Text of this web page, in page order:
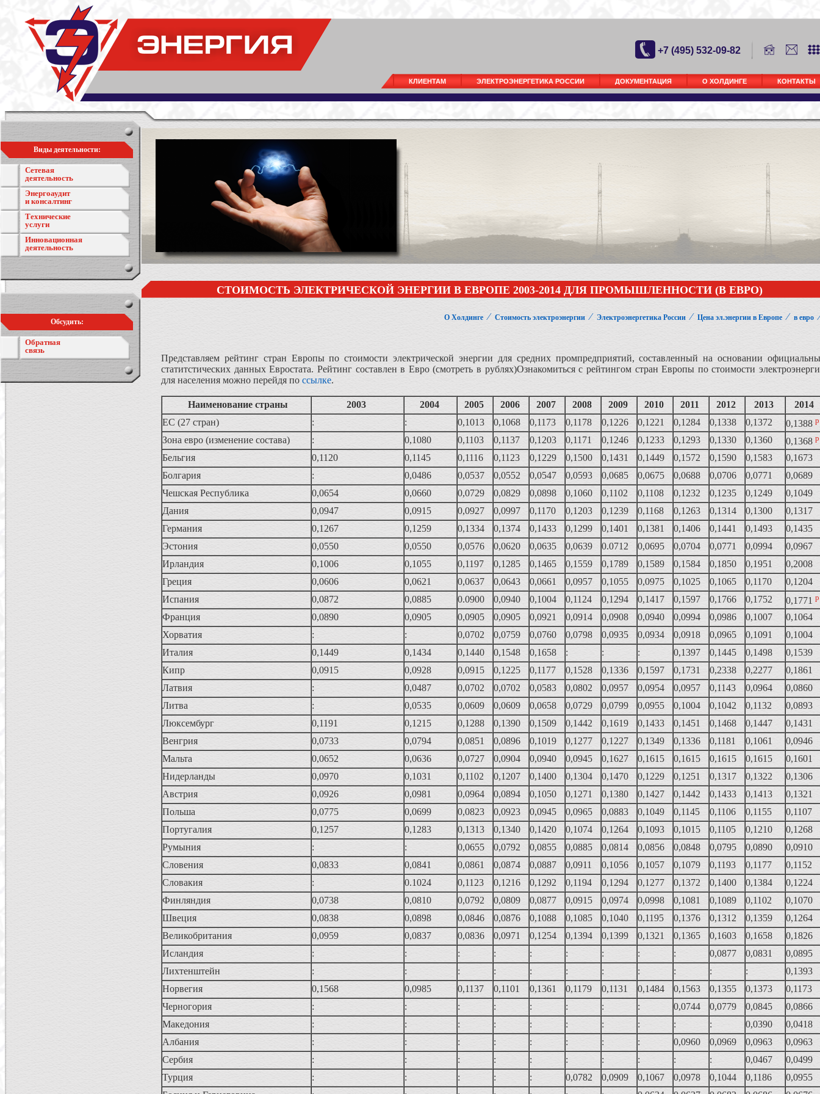
+7 (495) 532-09-82
КЛИЕНТАМ ЭЛЕКТРОЭНЕРГЕТИКА РОССИИ ДОКУМЕНТАЦИЯ О ХОЛДИНГЕ КОНТАКТЫ
Виды деятельности:
Сетевая
деятельность
Энергоаудит
и консалтинг
Технические
услуги
Инновационная
деятельность
Обсудить:
Обратная
связь
СТОИМОСТЬ ЭЛЕКТРИЧЕСКОЙ ЭНЕРГИИ В ЕВРОПЕ 2003-2014 ДЛЯ ПРОМЫШЛЕННОСТИ (В ЕВРО)
О Холдинге ⁄ Стоимость электроэнергии ⁄ Электроэнергетика России ⁄ Цена эл.энергии в Европе ⁄ в евро
Представляем рейтинг стран Европы по стоимости электрической энергии для средних промпредприятий, составленный на основании
статитстических данных Евростата. Рейтинг составлен в Евро (смотреть в рублях)Ознакомиться с рейтингом стран Европы по стоимости
для населения можно перейдя по ссылке.
Наименование страны 2003 2004 2005 2006 2007 2008 2009 2010 2011 2012 2013
2014
ЕС (27 стран)
: : 0,1013 0,1068 0,1173 0,1178 0,1226 0,1221 0,1284 0,1338 0,1372 0,1388 р
Зона евро (изменение состава) : 0,1080 0,1103 0,1137 0,1203 0,1171 0,1246 0,1233 0,1293 0,1330 0,1360 0,1368 р
Бельгия 0,1120 0,1145 0,1116 0,1123 0,1229 0,1500 0,1431 0,1449 0,1572 0,1590 0,1583
0,1673
Болгария
: 0,0486 0,0537 0,0552 0,0547 0,0593 0,0685 0,0675 0,0688 0,0706 0,0771
0,0689
Чешская Республика
0,0654 0,0660 0,0729 0,0829 0,0898 0,1060 0,1102 0,1108 0,1232 0,1235 0,1249
0,1049
Дания
0,0947 0,0915 0,0927 0,0997 0,1170 0,1203 0,1239 0,1168 0,1263 0,1314 0,1300
0,1317
Германия
0,1267 0,1259 0,1334 0,1374 0,1433 0,1299 0,1401 0,1381 0,1406 0,1441 0,1493
0,1435
Эстония
0,0550 0,0550 0,0576 0,0620 0,0635 0,0639 0.0712 0,0695 0,0704 0,0771 0,0994
0,0967
Ирландия
0,1006 0,1055 0,1197 0,1285 0,1465 0,1559 0,1789 0,1589 0,1584 0,1850 0,1951
0,2008
Греция
0,0606 0,0621 0,0637 0,0643 0,0661 0,0957 0,1055 0,0975 0,1025 0,1065 0,1170
0,1204
Испания
0,0872 0,0885 0.0900 0,0940 0,1004 0,1124 0,1294 0,1417 0,1597 0,1766 0,1752 0,1771 р
Франция 0,0890 0,0905 0,0905 0,0905 0,0921 0,0914 0,0908 0,0940 0,0994 0,0986 0,1007
0,1064
Хорватия
: : 0,0702 0,0759 0,0760 0,0798 0,0935 0,0934 0,0918 0,0965 0,1091
0,1004
Италия
0,1449 0,1434 0,1440 0,1548 0,1658 : : : 0,1397 0,1445 0,1498
0,1539
Кипр
0,0915 0,0928 0,0915 0,1225 0,1177 0,1528 0,1336 0,1597 0,1731 0,2338 0,2277
0,1861
Латвия
: 0,0487 0,0702 0,0702 0,0583 0,0802 0,0957 0,0954 0,0957 0,1143 0,0964
0,0860
Литва
: 0,0535 0,0609 0,0609 0,0658 0,0729 0,0799 0,0955 0,1004 0,1042 0,1132
0,0893
Люксембург
0,1191 0,1215 0,1288 0,1390 0,1509 0,1442 0,1619 0,1433 0,1451 0,1468 0,1447
0,1431
Венгрия
0,0733 0,0794 0,0851 0,0896 0,1019 0,1277 0,1227 0,1349 0,1336 0,1181 0,1061
0,0946
Мальта
0,0652 0,0636 0,0727 0,0904 0,0940 0,0945 0,1627 0,1615 0,1615 0,1615 0,1615
0,1601
Нидерланды
0,0970 0,1031 0,1102 0,1207 0,1400 0,1304 0,1470 0,1229 0,1251 0,1317 0,1322
0,1306
Австрия
0,0926 0,0981 0,0964 0,0894 0,1050 0,1271 0,1380 0,1427 0,1442 0,1433 0,1413
0,1321
Польша
0,0775 0,0699 0,0823 0,0923 0,0945 0,0965 0,0883 0,1049 0,1145 0,1106 0,1155
0,1107
Португалия
0,1257 0,1283 0,1313 0,1340 0,1420 0,1074 0,1264 0,1093 0,1015 0,1105 0,1210
0,1268
Румыния
: : 0,0655 0,0792 0,0855 0,0885 0,0814 0,0856 0,0848 0,0795 0,0890
0,0910
Словения
0,0833 0,0841 0,0861 0,0874 0,0887 0,0911 0,1056 0,1057 0,1079 0,1193 0,1177
0,1152
Словакия
: 0.1024 0,1123 0,1216 0,1292 0,1194 0,1294 0,1277 0,1372 0,1400 0,1384
0,1224
Финляндия
0,0738 0,0810 0,0792 0,0809 0,0877 0,0915 0,0974 0,0998 0,1081 0,1089 0,1102
0,1070
Швеция
0,0838 0,0898 0,0846 0,0876 0,1088 0,1085 0,1040 0,1195 0,1376 0,1312 0,1359
0,1264
Великобритания
0,0959 0,0837 0,0836 0,0971 0,1254 0,1394 0,1399 0,1321 0,1365 0,1603 0,1658
0,1826
Исландия
: : : : : : : : : 0,0877 0,0831
0,0895
Лихтенштейн
: : : : : : : : : : :
0,1393
Норвегия
0,1568 0,0985 0,1137 0,1101 0,1361 0,1179 0,1131 0,1484 0,1563 0,1355 0,1373
0,1173
Черногория
: : : : : : : : 0,0744 0,0779 0,0845
0,0866
Македония
: : : : : : : : : : 0,0390
0,0418
Албания
: : : : : : : : 0,0960 0,0969 0,0963
0,0963
Сербия
: : : : : : : : : : 0,0467
0,0499
Турция
: : : : : 0,0782 0,0909 0,1067 0,0978 0,1044 0,1186
0,0955